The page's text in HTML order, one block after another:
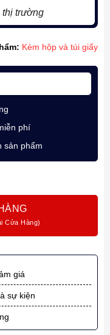
trường
Kèm hộp và túi giấy
phí
sản phẩm
mận kèm hộp và túi
giá
sự kiện